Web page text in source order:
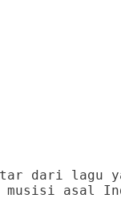
dari lagu
asal